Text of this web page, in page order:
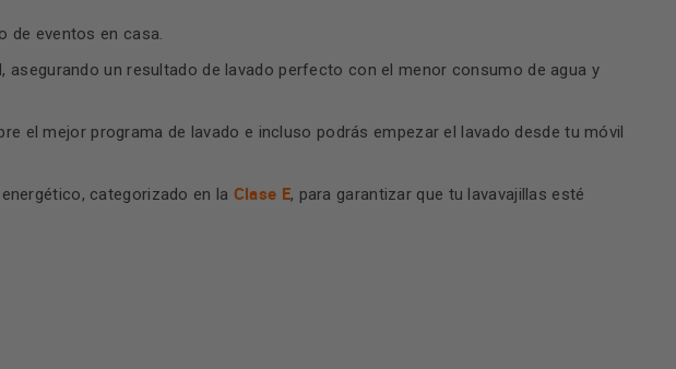
de eventos en casa.
un resultado de lavado perfecto con el menor consumo de agua y
el mejor programa de lavado e incluso podrás empezar el lavado desde tu móvil
categorizado en la Clase E, para garantizar que tu lavavajillas esté